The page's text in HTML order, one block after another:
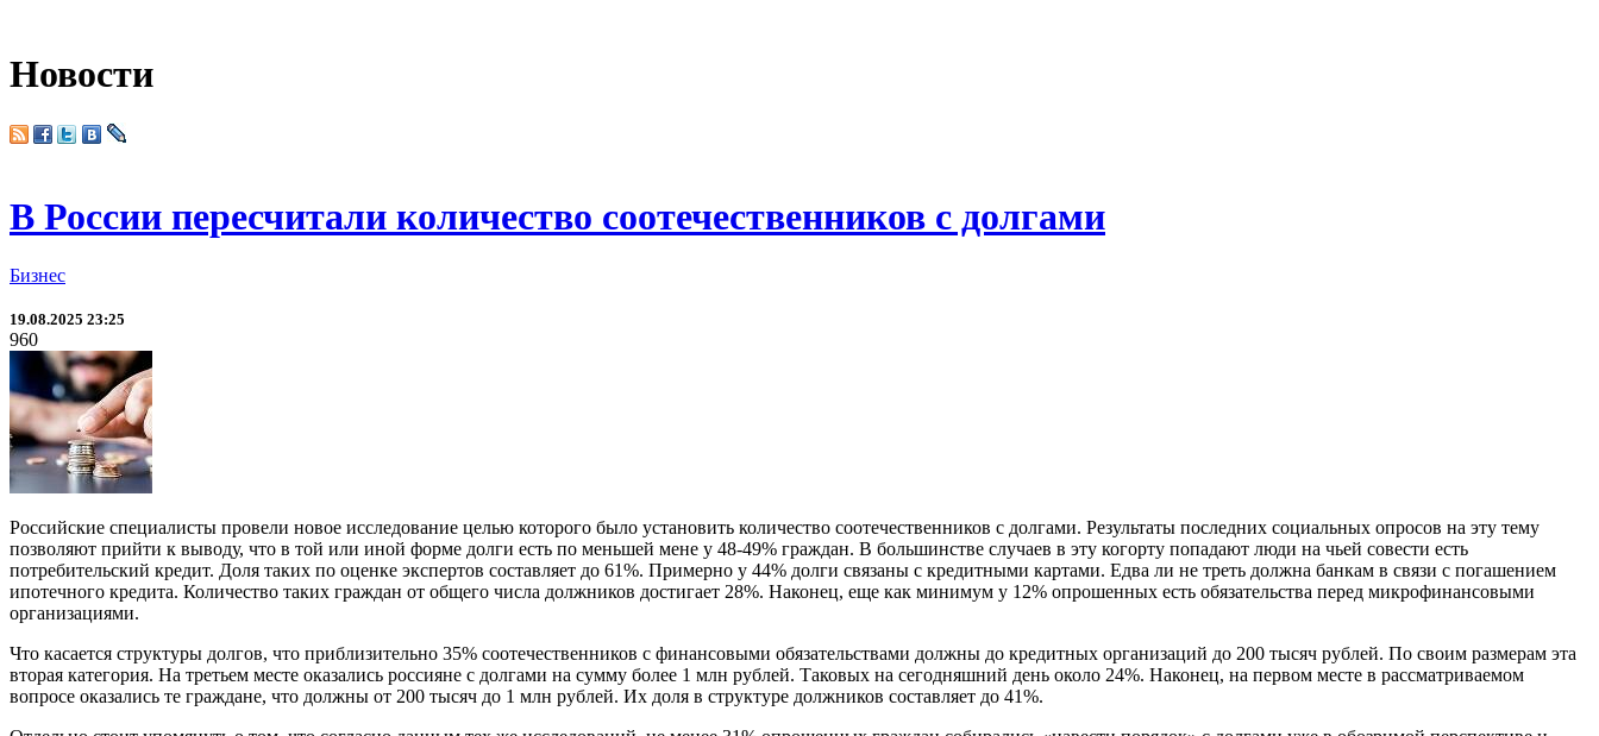
Новости
В России пересчитали количество соотечественников с долгами
Бизнес
19.08.2025 23:25
960
Российские специалисты провели новое исследование целью которого было установить количество соотечественников с долгами. Результаты последних социальных опросов на эту тему
позволяют прийти к выводу, что в той или иной форме долги есть по меньшей мене у 48-49% граждан. В большинстве случаев в эту когорту попадают люди на чьей совести есть
потребительский кредит. Доля таких по оценке экспертов составляет до 61%. Примерно у 44% долги связаны с кредитными картами. Едва ли не треть должна банкам в связи с погашением
ипотечного кредита. Количество таких граждан от общего числа должников достигает 28%. Наконец, еще как минимум у 12% опрошенных есть обязательства перед микрофинансовыми
организациями.
Что касается структуры долгов, что приблизительно 35% соотечественников с финансовыми обязательствами должны до кредитных организаций до 200 тысяч рублей. По своим размерам эта
вторая категория. На третьем месте оказались россияне с долгами на сумму более 1 млн рублей. Таковых на сегодняшний день около 24%. Наконец, на первом месте в рассматриваемом
вопросе оказались те граждане, что должны от 200 тысяч до 1 млн рублей. Их доля в структуре должников составляет до 41%.